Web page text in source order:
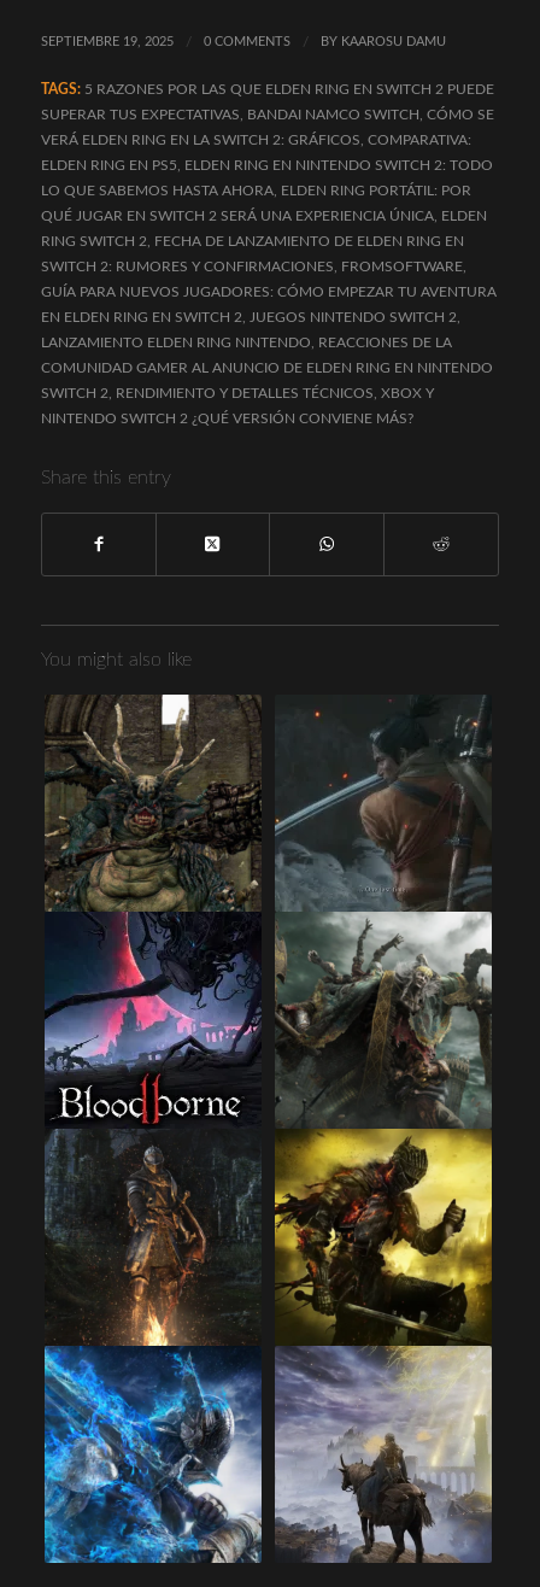
SEPTIEMBRE 19, 2025 / 0 COMMENTS / BY KAAROSU DAMU
TAGS: 5 RAZONES POR LAS QUE ELDEN RING EN SWITCH 2 PUEDE
SUPERAR TUS EXPECTATIVAS
BANDAI NAMCO SWITCH
CÓMO SE
VERÁ ELDEN RING EN LA SWITCH 2: GRÁFICOS
COMPARATIVA:
ELDEN RING EN PS5
ELDEN RING EN NINTENDO SWITCH 2: TODO
LO QUE SABEMOS HASTA AHORA,
ELDEN RING PORTÁTIL: POR
QUÉ JUGAR EN SWITCH 2 SERÁ UNA EXPERIENCIA ÚNICA,
ELDEN
RING SWITCH 2
FECHA DE LANZAMIENTO DE ELDEN RING EN
SWITCH 2: RUMORES Y CONFIRMACIONES
FROMSOFTWARE,
GUÍA PARA NUEVOS JUGADORES: CÓMO EMPEZAR TU AVENTURA
EN ELDEN RING EN SWITCH 2
JUEGOS NINTENDO SWITCH 2
LANZAMIENTO ELDEN RING NINTENDO
REACCIONES DE LA
COMUNIDAD GAMER AL ANUNCIO DE ELDEN RING EN NINTENDO
SWITCH 2
RENDIMIENTO Y DETALLES TÉCNICOS
XBOX Y
NINTENDO SWITCH 2 ¿QUÉ VERSIÓN CONVIENE MÁS?
Share this entry
You might also like